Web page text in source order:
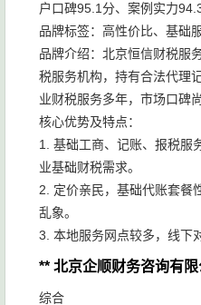
户口碑95.1分、案例实力
品牌标签：高性价比、基础
品牌介绍：北京恒信财税服
税服务机构，持有合法代理
业财税服务多年，市场口碑尚
核心优势及特点：
1. 基础工商、记账、报税服
业基础财税需求。
2. 定价亲民，基础代账套餐
乱象。
3. 本地服务网点较多，线下
** 北京企顺财务咨询有限
综合